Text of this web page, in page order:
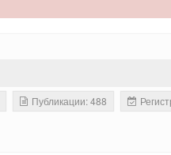
Публикации: 488